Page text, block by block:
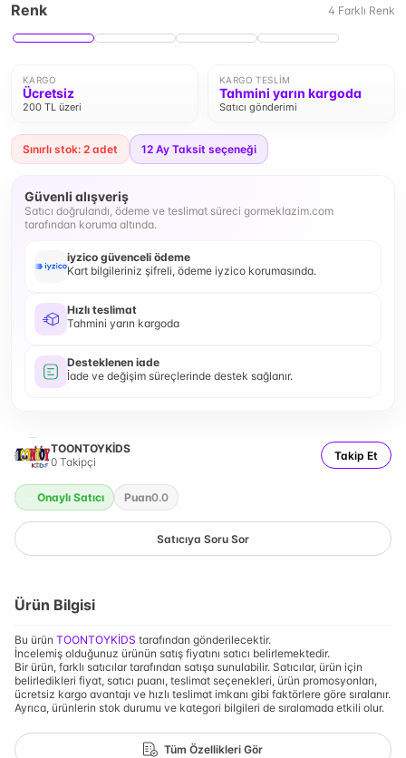
Renk 4 Farklı Renk
KARGO
Ücretsiz
200 TL üzeri
KARGO TESLIM
Tahmini yarın kargoda
Satıcı gönderimi
Sınırlı stok: 2 adet 12 Ay Taksit seçeneği
Güvenli alışveriş
Satıcı doğrulandı, ödeme ve teslimat süreci gormeklazim.com
tarafından koruma altında.
iyzico güvenceli ödeme
Kart bilgileriniz şifreli, ödeme iyzico korumasında.
Hızlı teslimat
Tahmini yarın kargoda
Desteklenen iade
İade ve değişim süreçlerinde destek sağlanır.
TOONTOYKİDS
0 Takipçi Takip Et
Onaylı Satıcı Puan0.0
Satıcıya Soru Sor
Ürün Bilgisi
Bu ürün TOONTOYKİDS tarafından gönderilecektir.
İncelemiş olduğunuz ürünün satış fiyatını satıcı belirlemektedir.
Bir ürün, farklı satıcılar tarafından satışa sunulabilir. Satıcılar, ürün için
belirledikleri fiyat, satıcı puanı, teslimat seçenekleri, ürün promosyonları,
ücretsiz kargo avantajı ve hızlı teslimat imkanı gibi faktörlere göre sıralanır.
Ayrıca, ürünlerin stok durumu ve kategori bilgileri de sıralamada etkili olur.
Tüm Özellikleri Gör